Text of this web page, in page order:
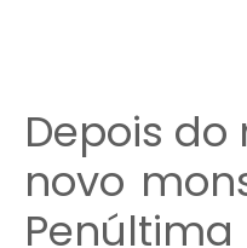
Depois
novo